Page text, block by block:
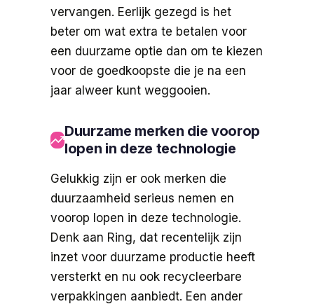
vervangen. Eerlijk gezegd is het
beter om wat extra te betalen voor
een duurzame optie dan om te kiezen
voor de goedkoopste die je na een
jaar alweer kunt weggooien.
Duurzame merken die voorop
lopen in deze technologie
Gelukkig zijn er ook merken die
duurzaamheid serieus nemen en
voorop lopen in deze technologie.
Denk aan Ring, dat recentelijk zijn
inzet voor duurzame productie heeft
versterkt en nu ook recycleerbare
verpakkingen aanbiedt. Een ander